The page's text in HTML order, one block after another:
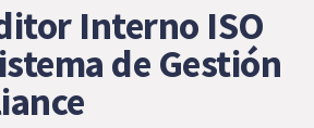
Interno ISO
de Gestión